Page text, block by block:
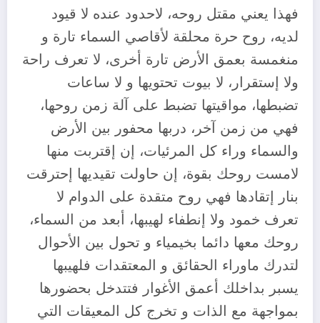
فهذا يعني مقتل روحه، لاحدود عنده لا قيود
لديه، روح حرة محلقة لأقاصي السماء تارة و
منغمسة بعمق الأرض تارة أخرى، لا تعرف راحة
ولا إستقرار، لا بيوت تحتويها و لا ساعات
تضبطها، مواقيتها تضبط على آلة زمن روحها،
فهي من زمن آخر، دربها محفور بين الأرض
والسماء وراء كل المرئيات، إن إقتربت منها
لامست روحك بقوة، إن حاولت تقيديها إحترقت
بنار إتقادها فهي روح متقدة على الدوام لا
تعرف خمود ولا إنطفاء لهيبها، أبعد من السماء،
روحك معها دائما بخيمياء و تحول بين الأحوال
لتدرك ماوراء الحقائق و المعتقدات فلهيبها
يسبر بداخلك أعمق الأغوار فتتدخل بحضورها
بمواجهة مع الذات و تخرج كل المعيقات التي